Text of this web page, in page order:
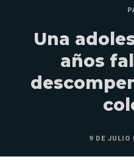
Una
años
9 DE JULIO